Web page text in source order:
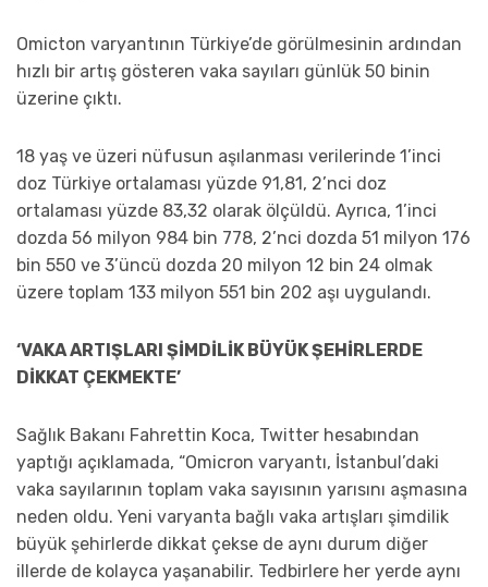
Omicton varyantının Türkiye’de görülmesinin ardından
hızlı bir artış gösteren vaka sayıları günlük 50 binin
üzerine çıktı.
18 yaş ve üzeri nüfusun aşılanması verilerinde 1’inci
doz Türkiye ortalaması yüzde 91,81, 2’nci doz
ortalaması yüzde 83,32 olarak ölçüldü. Ayrıca, 1’inci
dozda 56 milyon 984 bin 778, 2’nci dozda 51 milyon 176
bin 550 ve 3’üncü dozda 20 milyon 12 bin 24 olmak
üzere toplam 133 milyon 551 bin 202 aşı uygulandı.
‘VAKA ARTIŞLARI ŞİMDİLİK BÜYÜK ŞEHİRLERDE
DİKKAT ÇEKMEKTE’
Sağlık Bakanı Fahrettin Koca, Twitter hesabından
yaptığı açıklamada, “Omicron varyantı, İstanbul’daki
vaka sayılarının toplam vaka sayısının yarısını aşmasına
neden oldu. Yeni varyanta bağlı vaka artışları şimdilik
büyük şehirlerde dikkat çekse de aynı durum diğer
illerde de kolayca yaşanabilir. Tedbirlere her yerde aynı